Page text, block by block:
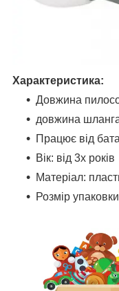
Характеристика:
Довжина
довжина
Працює від
Вік: від 3х років
Матеріал:
Розмір